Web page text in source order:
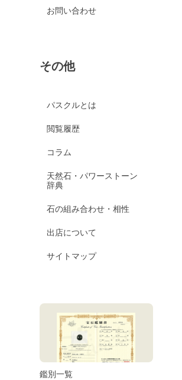
お問い合わせ
その他
パスクルとは
閲覧履歴
コラム
天然石・パワーストーン
辞典
石の組み合わせ・相性
出店について
サイトマップ
鑑別一覧